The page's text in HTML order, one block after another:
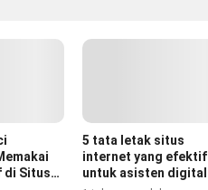
di Situs
5 tata letak situs
internet yang efektif
untuk asisten digital